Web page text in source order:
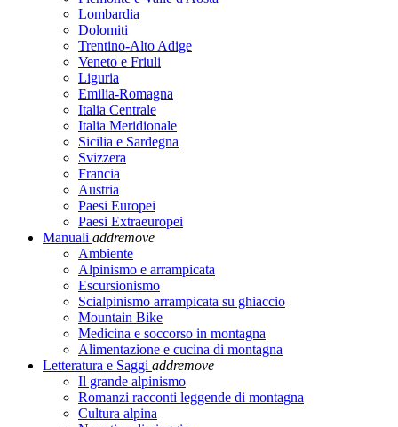
Lombardia
Dolomiti
Trentino-Alto Adige
Veneto e Friuli
Liguria
Emilia-Romagna
Italia Centrale
Italia Meridionale
Sicilia e Sardegna
Svizzera
Francia
Austria
Paesi Europei
Paesi Extraeuropei
Manuali addremove
Ambiente
Alpinismo e arrampicata
Escursionismo
Scialpinismo arrampicata su ghiaccio
Mountain Bike
Medicina e soccorso in montagna
Alimentazione e cucina di montagna
Letteratura e Saggi addremove
Il grande alpinismo
Romanzi racconti leggende di montagna
Cultura alpina